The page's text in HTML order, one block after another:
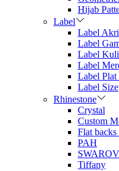
Hijab
Label
Label
Label
Label
Label
Label Plat
Label Size
Rhinestone
Crystal
Custom
Flat
PAH
Tiffany